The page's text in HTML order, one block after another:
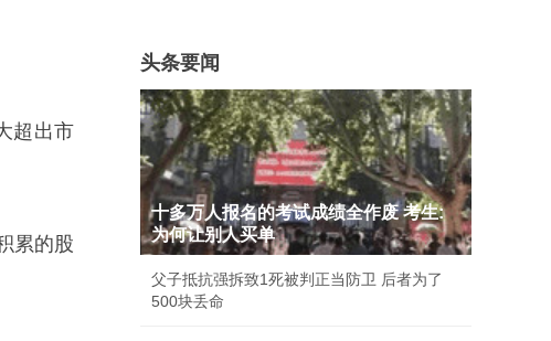
超出市
累的股
头条要闻
十多万人报名的考试成绩全作废 考生:
为何让别人买单
父子抵抗强拆致1死被判正当防卫 后者为了
500块丢命